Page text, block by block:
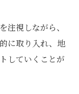
注視しながら、
に取り入れ、地
していくことが